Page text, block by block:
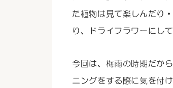
た植物は見て楽しんだり
り、ドライフラワーにし
今回は、梅雨の時期だか
ニングをする際に気を付